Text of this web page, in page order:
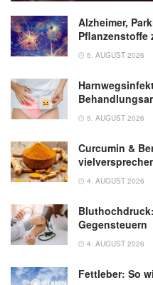
Proliferator-
Suppression of
Journal Of
15.06.2024),
Alzheimer,
Pflanzenstoffe
5. AUGUST 2026
5. AUGUST 2026
Curcumin &
4. AUGUST 2026
Gegensteuern
4. AUGUST 2026
Fettleber: So